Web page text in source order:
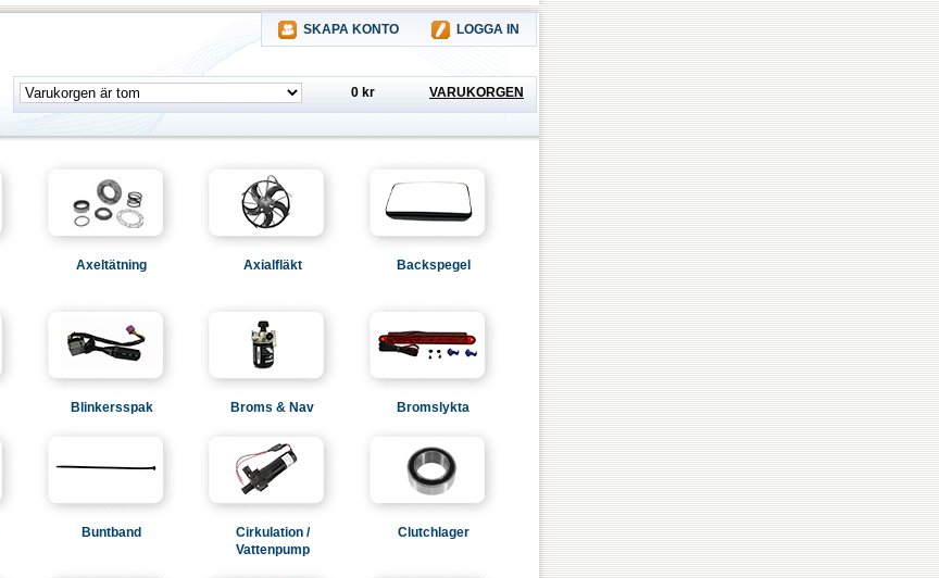
SKAPA KONTO LOGGA IN
0 kr VARUKORGEN
Axeltätning Axialfläkt Backspegel
Blinkersspak Broms & Nav Bromslykta
Buntband
Cirkulation /
Vattenpump
Clutchlager